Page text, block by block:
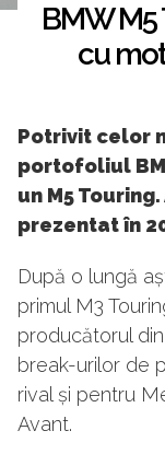
BMW
cu
Potrivit celor
portofoliul
un M5
prezentat în
După o lungă
primul M3
producătorul
break-urilor de
rival și pentru
Avant.